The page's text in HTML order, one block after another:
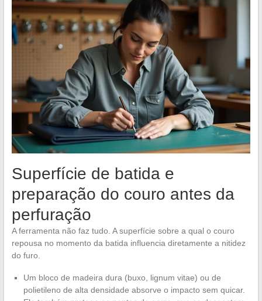
Superfície de batida e
preparação do couro antes da
perfuração
A ferramenta não faz tudo. A superfície sobre a qual o couro
repousa no momento da batida influencia diretamente a nitidez
do furo.
Um bloco de madeira dura (buxo, lignum vitae) ou de
polietileno de alta densidade absorve o impacto sem quicar.